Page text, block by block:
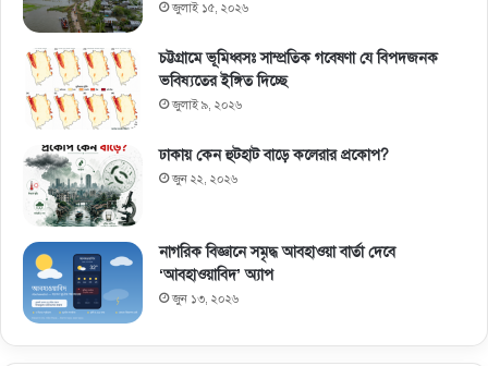
জুলাই ১৫, ২০২৬
চট্টগ্রামে ভূমিধ্বসঃ সাম্প্রতিক গবেষণা যে বিপদজনক
ভবিষ্যতের ইঙ্গিত দিচ্ছে
জুলাই ৯, ২০২৬
ঢাকায় কেন হুটহাট বাড়ে কলেরার প্রকোপ?
জুন ২২, ২০২৬
নাগরিক বিজ্ঞানে সমৃদ্ধ আবহাওয়া বার্তা দেবে
‘আবহাওয়াবিদ’ অ্যাপ
জুন ১৩, ২০২৬